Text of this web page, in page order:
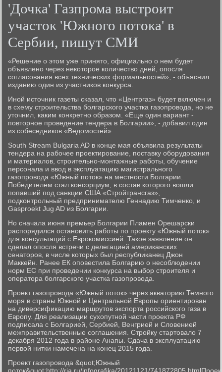
'Дочка' Газпрома выстроит
участок 'Южного потока' в
Сербии, пишут СМИ
«Решение о этом уже принято, официально о нем будет
объявлено через некоторое количество дней, опосля
согласования всех технических формальностей», - объяснил
изданию один из участников конкурса.
Иной источник газеты сказал, что «Центргаз» будет включен и
в схему строительства болгарского участка газопровода, но не
уточнил, каким конкретно образом. «Еще один вариант -
повторное проведение тендера в Болгарии», - добавил один
из собеседников «Ведомостей».
South Stream Bulgaria AD в конце мая объявила результаты
тендера на рабочее проектирование, поставку оборудования
и материалов, строительно-монтажные работы, обучение
персонала и ввод в эксплуатацию магистрального
газопровода «Южный поток» на местности Болгарии.
Победителем стал консорциум, в состав которого вошли
попавший под санкции США «Стройтрансгаз»,
подконтрольный предпринимателю Геннадию Тимченко, и
Gasproekt Jug AD из Болгарии.
Но сначала июня премьер Болгарии Пламен Орешарски
распорядился остановить работы по проекту «Южный поток»
для консультаций с Еврокомиссией. Такое заявление он
сделал опосля встречи с делегацией американских
сенаторов, в числе которых был республиканец Джон
Маккейн. Ранее ЕК оповестила Болгарию о несоблюдении
норм ЕС при проведении конкурса на выбор строителя и
оператора болгарского участка газопровода.
Проект газопровода «Южный поток» через акваторию Темного
моря в страны Южной и Центральной Европы ориентирован
на диверсификацию маршрутов экспорта российского газа в
Европу. Для реализации сухопутной части проекта РФ
подписала с Болгарией, Сербией, Венгрией и Словенией
межправительственные соглашения. Стройку стартовало 7
декабря 2012 года в районе Анапы. Сдача в эксплуатацию
первой нитки намечена на конец 2015 года.
Проект газопровода &quot;Южный